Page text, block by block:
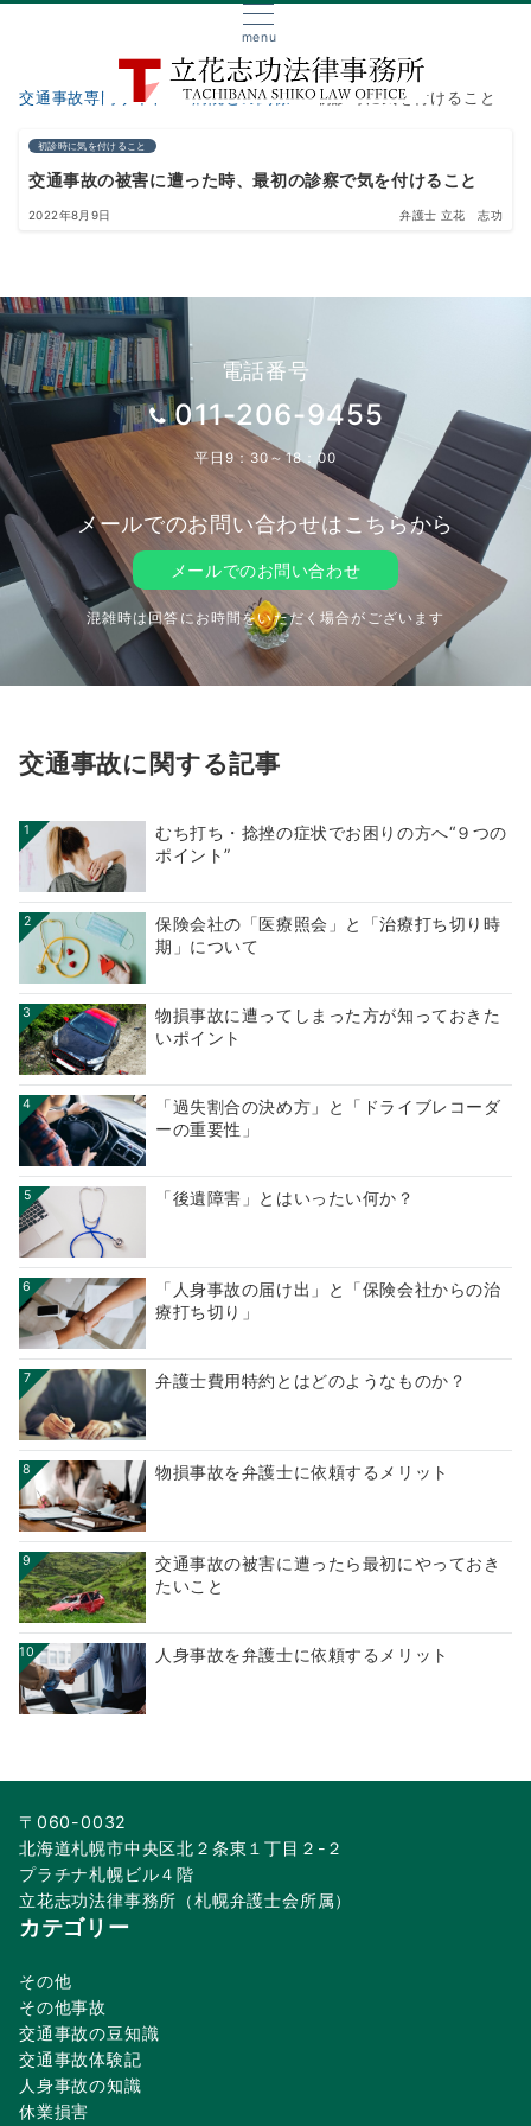
menu
交通事故専門サイト 病院との関係 初診時に気を付けること
初診時に気を付けること
交通事故の被害に遭った時、最初の診察で気を付けること
2022年8月9日 弁護士 立花 志功
電話番号
011-206-9455
平日9：30～18：00
メールでのお問い合わせはこちらから
メールでのお問い合わせ
混雑時は回答にお時間をいただく場合がございます
交通事故に関する記事
1
むち打ち・捻挫の症状でお困りの方へ“９つの
ポイント”
2
保険会社の「医療照会」と「治療打ち切り時
期」について
3
物損事故に遭ってしまった方が知っておきた
いポイント
4
「過失割合の決め方」と「ドライブレコーダ
ーの重要性」
5 「後遺障害」とはいったい何か？
6
「人身事故の届け出」と「保険会社からの治
療打ち切り」
7 弁護士費用特約とはどのようなものか？
8 物損事故を弁護士に依頼するメリット
9
交通事故の被害に遭ったら最初にやっておき
たいこと
10 人身事故を弁護士に依頼するメリット
〒060-0032
北海道札幌市中央区北２条東１丁目２-２
プラチナ札幌ビル４階
立花志功法律事務所（札幌弁護士会所属）
カテゴリー
その他
その他事故
交通事故の豆知識
交通事故体験記
人身事故の知識
休業損害